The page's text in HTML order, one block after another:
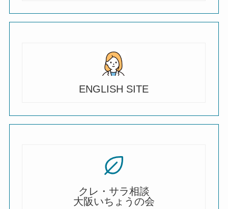
ENGLISH SITE
クレ・サラ相談
大阪いちょうの会